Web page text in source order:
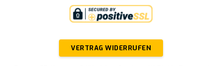
VERTRAG WIDERRUFEN